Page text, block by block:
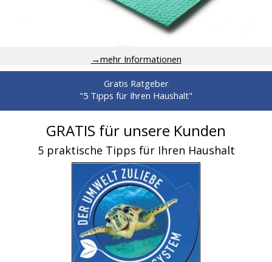
→mehr Informationen
Gratis Ratgeber
"5 Tipps für Ihren Haushalt"
GRATIS für unsere Kunden
5 praktische Tipps für Ihren Haushalt